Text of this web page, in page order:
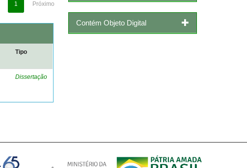
1 Próximo
Tipo
Dissertação
Contém Objeto Digital